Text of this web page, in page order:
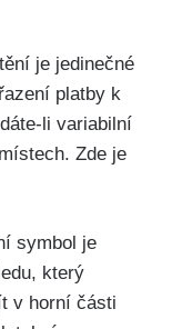
je jedinečné
platby k
li variabilní
Zde je
symbol je
který
v horní části